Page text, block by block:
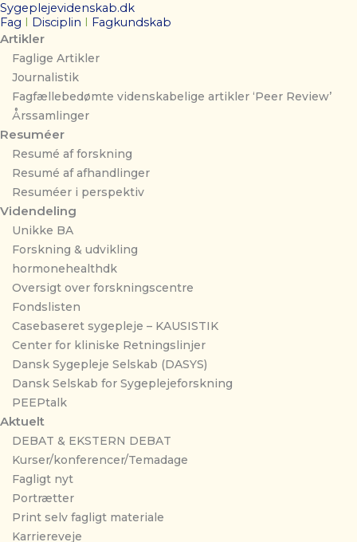
Sygeplejevidenskab.dk
Fag
Disciplin Fagkundskab
Artikler
Faglige Artikler
Journalistik
Fagfællebedømte videnskabelige artikler ‘Peer Review’
Årssamlinger
Resuméer
Resumé af forskning
Resumé af afhandlinger
Resuméer i perspektiv
Videndeling
Unikke BA
Forskning & udvikling
hormonehealthdk
Oversigt over forskningscentre
Fondslisten
Casebaseret sygepleje – KAUSISTIK
Center for kliniske Retningslinjer
Dansk Sygepleje Selskab (DASYS)
Dansk Selskab for Sygeplejeforskning
PEEPtalk
Aktuelt
DEBAT & EKSTERN DEBAT
Kurser/konferencer/Temadage
Fagligt nyt
Portrætter
Print selv fagligt materiale
Karriereveje